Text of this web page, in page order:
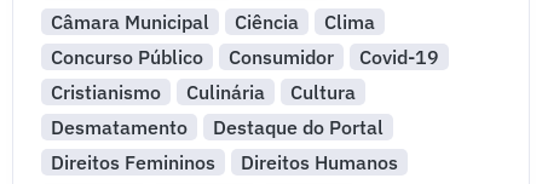
Câmara Municipal
Ciência
Clima
Concurso Público
Consumidor
Covid-19
Cristianismo
Culinária
Cultura
Desmatamento
Destaque do Portal
Direitos Femininos
Direitos Humanos